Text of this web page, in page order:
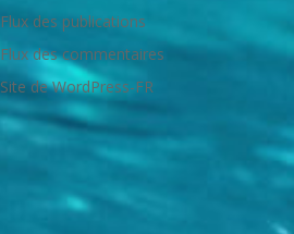
Flux des publications
Flux des commentaires
Site de WordPress-FR